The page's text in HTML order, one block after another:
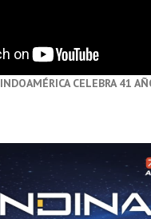
INDOAMÉRICA CELEBRA 41